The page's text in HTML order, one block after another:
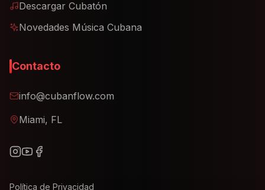
Descargar Cubatón
Novedades Música Cubana
Contacto
info@cubanflow.com
Miami, FL
Política de Privacidad